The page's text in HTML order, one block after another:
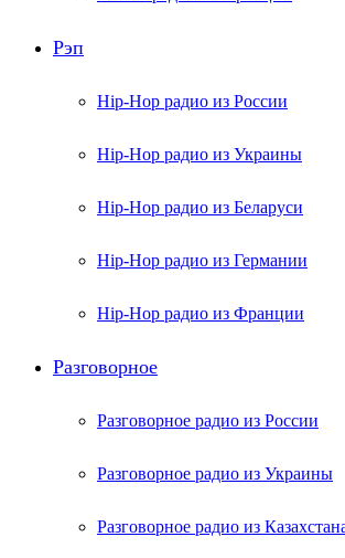
Рэп
Hip-Hop радио из России
Hip-Hop радио из Украины
Hip-Hop радио из Беларуси
Hip-Hop радио из Германии
Hip-Hop радио из Франции
Разговорное
Разговорное радио из России
Разговорное радио из Украины
Разговорное радио из